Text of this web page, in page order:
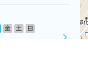
金 土
日